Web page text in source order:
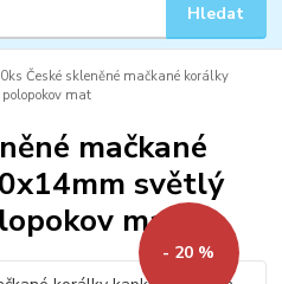
Hledat
České skleněné mačkané korálky
mat
mačkané
světlý
mat
- 20 %